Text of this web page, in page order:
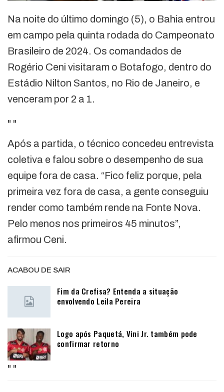
Na noite do último domingo (5), o Bahia entrou
em campo pela quinta rodada do Campeonato
Brasileiro de 2024. Os comandados de
Rogério Ceni visitaram o Botafogo, dentro do
Estádio Nilton Santos, no Rio de Janeiro, e
venceram por 2 a 1.
" "
Após a partida, o técnico concedeu entrevista
coletiva e falou sobre o desempenho de sua
equipe fora de casa. “Fico feliz porque, pela
primeira vez fora de casa, a gente conseguiu
render como também rende na Fonte Nova.
Pelo menos nos primeiros 45 minutos”,
afirmou Ceni.
ACABOU DE SAIR
Fim da Crefisa? Entenda a situação
envolvendo Leila Pereira
Logo após Paquetá, Vini Jr. também pode
confirmar retorno
" "